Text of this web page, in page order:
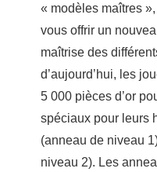
« modèles maîtres
vous offrir un
maîtrise des
d’aujourd’hui, les
5 000 pièces d’or
spéciaux pour leurs
(anneau de niveau
niveau 2). Les